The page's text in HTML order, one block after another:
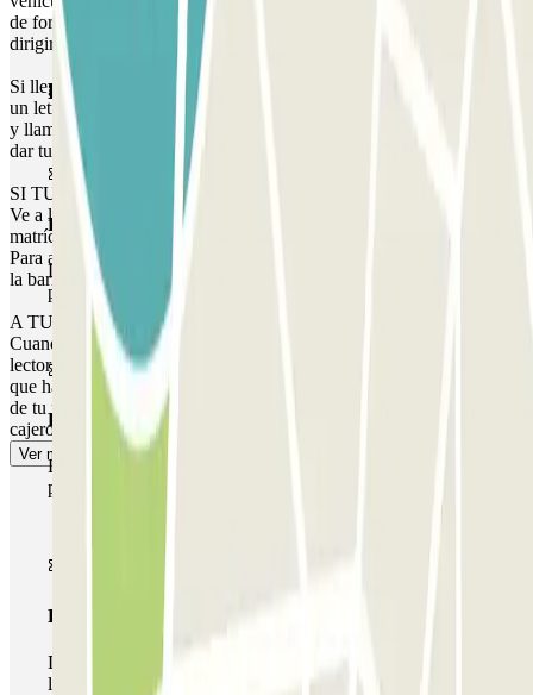
de forma automática, debes coger un ticket y y llamar a interfonía o
dirigirte a cabina de control con tu reserva.
Si llegas al parking fuera del período de validez de tu reserva y hay
un letrero de "parking completo" en la puerta, debes coger un ticket
y llamar a interfonía o dirigirte a cabina de control con tu reserva y
dar tu número de matrícula y localizador de Parclick.
SI TU PASE PERMITE MÚLTIPLES ENTRADAS Y SALIDAS:
Ve a la salida y la barrera se abrirá cuando el lector detecte tu
matrícula.
Para acceder de nuevo al aparcamiento, vuelve a acercar tu coche a
la barrera de entrada del aparcamiento.
A TU SALIDA:
Cuando vayas a salir con tu vehículo, detente frente a la barrera y el
lector reconocerá tu matrícula. La barrera se abrirá sin que tengas
que hacer nada, como a tu llegada. Si has excedido el tiempo válido
de tu reserva, la barrera no se abrirá. Deberás ir a cabina de control o
cajero para abonar el exceso a precio de tarifa regular.
Ver más
Productos de Parclick
Pase básico
Durante tu estancia podrás entrar y salir una única vez al
parking
Pase multiparking
Durante tu estancia podrás hacer uso de toda la red de
parkings de este operador disponibles en Parclick.
Pase ilimitado
Durante tu estancia podrás entrar y salir del parking todas
las veces que quieras.